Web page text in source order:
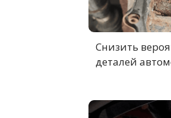
Снизить
деталей